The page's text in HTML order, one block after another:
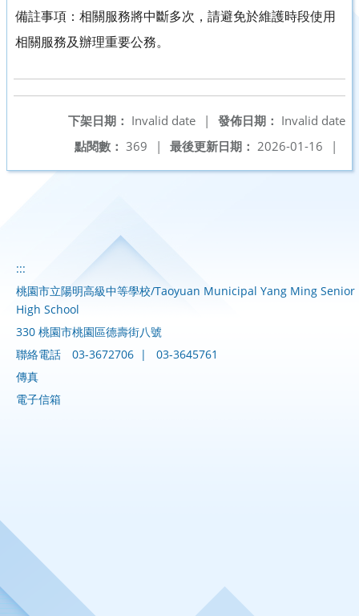
備註事項：相關服務將中斷多次，請避免於維護時段使用
相關服務及辦理重要公務。
發佈日期： Invalid date
下架日期： Invalid date
|
最後更新日期： 2026-01-16 |
點閱數： 369 |
:::
桃園市立陽明高級中等學校/Taoyuan Municipal Yang Ming Senior
High School
330 桃園市桃園區德壽街八號
聯絡電話
03-3672706 |
03-3645761
傳真
電子信箱